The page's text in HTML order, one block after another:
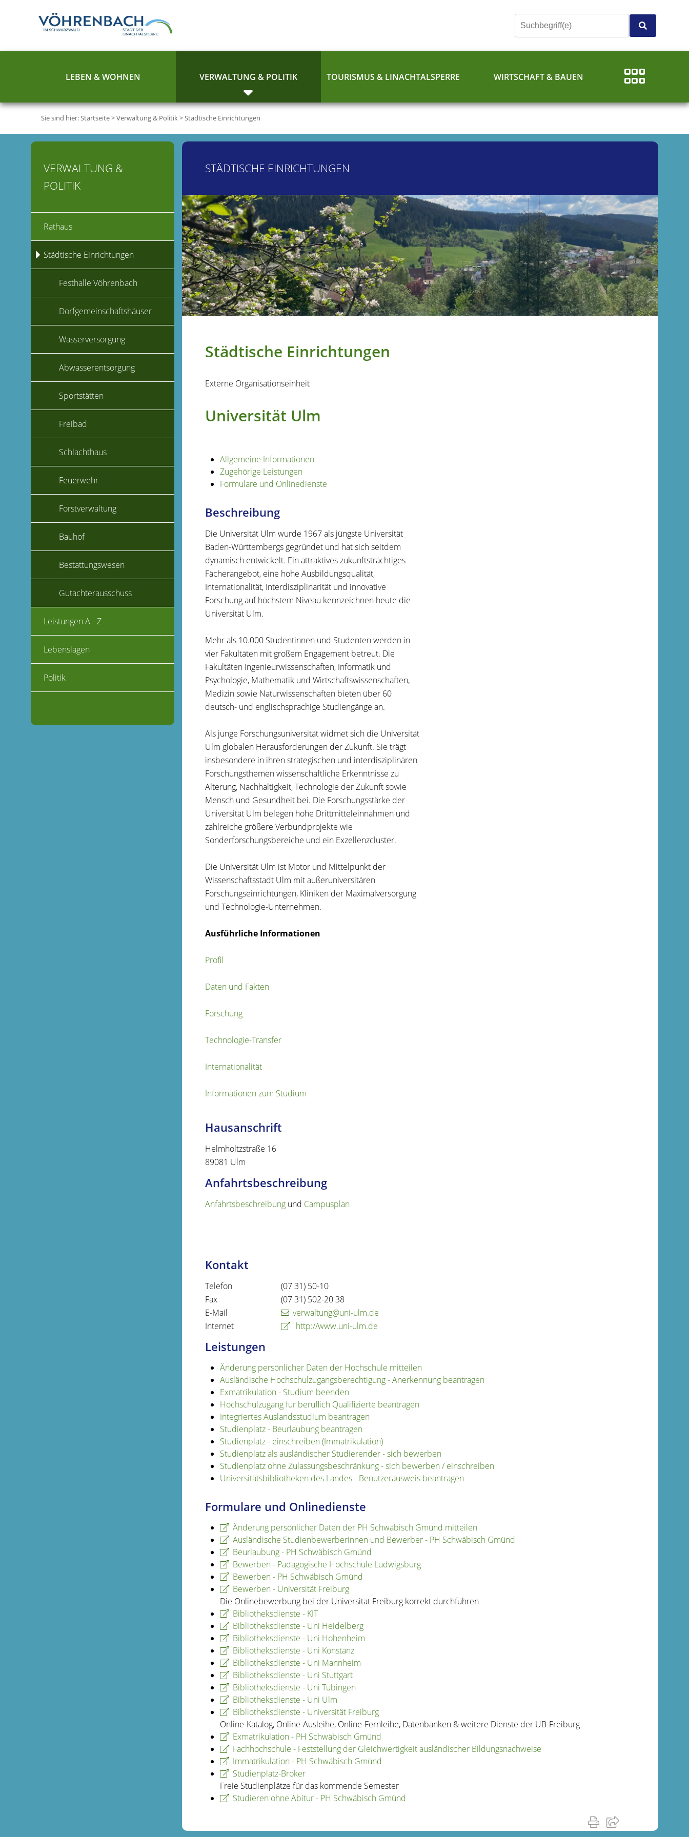
LEBEN & WOHNEN VERWALTUNG & POLITIK TOURISMUS & LINACHTALSPERRE WIRTSCHAFT & BAUEN
Sie sind hier:Startseite>Verwaltung & Politik>Städtische Einrichtungen
STÄDTISCHE EINRICHTUNGEN
Städtische Einrichtungen
Externe Organisationseinheit
Universität Ulm
Allgemeine Informationen
Zugehörige Leistungen
Formulare und Onlinedienste
Beschreibung
Die Universität Ulm wurde 1967 als jüngste Universität
Baden-Württembergs gegründetund hat sich seitdem
dynamisch entwickelt. Ein attraktives zukunftsträchtiges
Fächerangebot, eine hohe Ausbildungsqualität,
Internationalität, Interdisziplinarität und innovative
Forschungauf höchstem Niveau kennzeichnen heute die
Universität Ulm.
Mehr als 10.000 Studentinnen und Studenten werden in
vier Fakultäten mit großem Engagement betreut. Die
Fakultäten Ingenieurwissenschaften, Informatik und
Psychologie, Mathematik und Wirtschaftswissenschaften,
Medizinsowie Naturwissenschaftenbieten über 60
deutsch- und englischsprachige Studiengänge an.
Als junge Forschungsuniversität widmet sich die Universität
Ulm globalen Herausforderungen der Zukunft. Sie trägt
insbesondere in ihren strategischen und interdisziplinären
Forschungsthemen wissenschaftliche Erkenntnisse zu
Alterung, Nachhaltigkeit, Technologie der Zukunft sowie
Mensch und Gesundheit bei. Die Forschungsstärke der
Universität Ulm belegen hohe Drittmitteleinnahmen und
zahlreiche größere Verbundprojekte wie
Sonderforschungsbereiche und ein Exzellenzcluster.
Die Universität Ulm ist Motor und Mittelpunkt der
Wissenschaftsstadt Ulm mit außeruniversitären
Forschungseinrichtungen, Kliniken der Maximalversorgung
und Technologie-Unternehmen.
Ausführliche Informationen
Profil
Daten und Fakten
Forschung
Technologie-Transfer
Internationalität
Informationen zum Studium
Hausanschrift
Helmholtzstraße 16
89081 Ulm
Anfahrtsbeschreibung
Anfahrtsbeschreibungund Campusplan
Kontakt
Telefon (0731) 50-10
Fax
(0731) 502-2038
E-Mail
verwaltung@uni-ulm.de
Internet
http://www.uni-ulm.de
Leistungen
Änderung persönlicher Daten der Hochschule mitteilen
Ausländische Hochschulzugangsberechtigung - Anerkennung beantragen
Exmatrikulation - Studium beenden
Hochschulzugang für beruflich Qualifizierte beantragen
Integriertes Auslandsstudium beantragen
Studienplatz - Beurlaubung beantragen
Studienplatz - einschreiben (Immatrikulation)
Studienplatz als ausländischer Studierender - sich bewerben
Studienplatz ohne Zulassungsbeschränkung - sich bewerben / einschreiben
Universitätsbibliotheken des Landes - Benutzerausweis beantragen
Formulare und Onlinedienste
Änderung persönlicher Daten der PH Schwäbisch Gmünd mitteilen
Ausländische Studienbewerberinnen und Bewerber - PH Schwäbisch Gmünd
Beurlaubung - PH Schwäbisch Gmünd
Bewerben - Pädagogische Hochschule Ludwigsburg
Bewerben - PH Schwäbisch Gmünd
Bewerben - Universität Freiburg
Die Onlinebewerbung bei der Universität Freiburg korrekt durchführen
Bibliotheksdienste - KIT
Bibliotheksdienste - Uni Heidelberg
Bibliotheksdienste - Uni Hohenheim
Bibliotheksdienste - Uni Konstanz
Bibliotheksdienste - Uni Mannheim
Bibliotheksdienste - Uni Stuttgart
Bibliotheksdienste - Uni Tübingen
Bibliotheksdienste - Uni Ulm
Bibliotheksdienste - Universität Freiburg
Online-Katalog, Online-Ausleihe, Online-Fernleihe, Datenbanken & weitere Dienste der UB-Freiburg
Exmatrikulation - PH Schwäbisch Gmünd
Fachhochschule - Feststellung der Gleichwertigkeit ausländischer Bildungsnachweise
Immatrikulation - PH Schwäbisch Gmünd
Studienplatz-Broker
Freie Studienplätze für das kommende Semester
Studieren ohne Abitur - PH Schwäbisch Gmünd
VERWALTUNG &
POLITIK
Rathaus
Städtische Einrichtungen
Festhalle Vöhrenbach
Dorfgemeinschaftshäuser
Wasserversorgung
Abwasserentsorgung
Sportstätten
Freibad
Schlachthaus
Feuerwehr
Forstverwaltung
Bauhof
Bestattungswesen
Gutachterausschuss
Leistungen A - Z
Lebenslagen
Politik